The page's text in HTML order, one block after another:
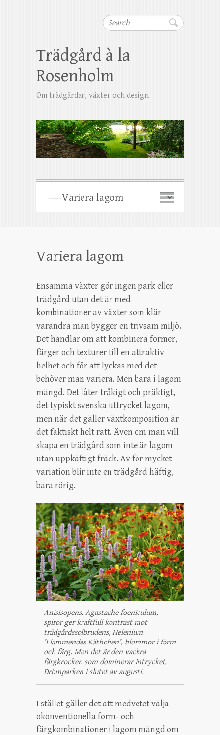
Search
Trädgård à la
Rosenholm
Om trädgårdar, växter och design
Variera lagom
Ensamma växter gör ingen park eller
trädgård utan det är med
kombinationer av växter som klär
varandra man bygger en trivsam miljö.
Det handlar om att kombinera former,
färger och texturer till en attraktiv
helhet och för att lyckas med det
behöver man variera. Men bara i lagom
mängd. Det låter tråkigt och präktigt,
det typiskt svenska uttrycket lagom,
men när det gäller växtkomposition är
det faktiskt helt rätt. Även om man vill
skapa en trädgård som inte är lagom
utan uppkäftigt fräck. Av för mycket
variation blir inte en trädgård häftig,
bara rörig.
Anisisopens, Agastache foeniculum,
spiror ger kraftfull kontrast mot
trädgårdssolbrudens, Helenium
’Flammendes Käthchen’, blommor i form
och färg. Men det är den vackra
färgkrocken som dominerar intrycket.
Drömparken i slutet av augusti.
I stället gäller det att medvetet välja
okonventionella form- och
färgkombinationer i lagom mängd om